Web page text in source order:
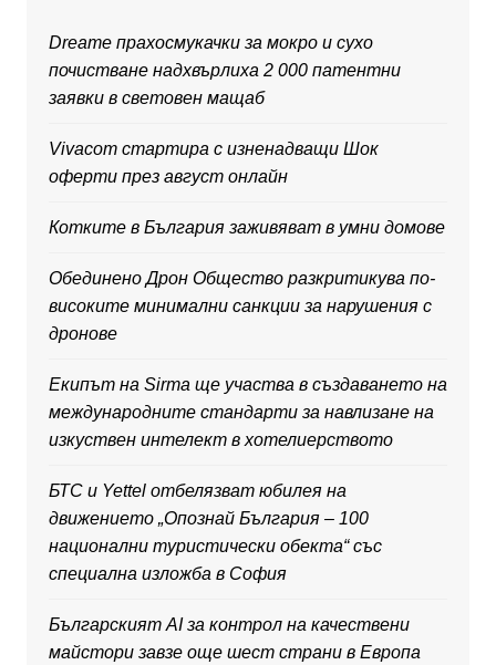
Dreame прахосмукачки за мокро и сухо
почистване надхвърлиха 2 000 патентни
заявки в световен мащаб
Vivacom стартира с изненадващи Шок
оферти през август онлайн
Котките в България заживяват в умни домове
Обединено Дрон Общество разкритикува по-
високите минимални санкции за нарушения с
дронове
Екипът на Sirma ще участва в създаването на
международните стандарти за навлизане на
изкуствен интелект в хотелиерството
БТС и Yettel отбелязват юбилея на
движението „Опознай България – 100
национални туристически обекта“ със
специална изложба в София
Българският AI за контрол на качествени
майстори завзе още шест страни в Европа